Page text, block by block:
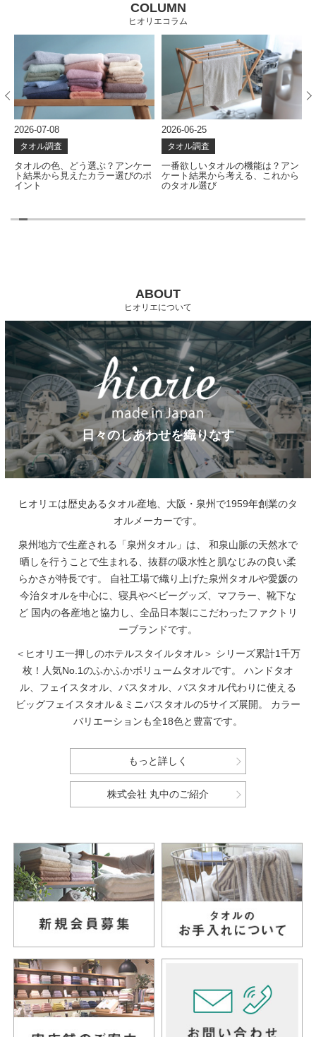
COLUMN
ヒオリエコラム
2026-07-08
タオル調査
タオルの色、どう選ぶ？アンケー
ト結果から見えたカラー選びのポ
イント
2026-06-25
タオル調査
一番欲しいタオルの機能は？アン
ケート結果から考える、これから
のタオル選び
ABOUT
ヒオリエについて
日々のしあわせを織りなす
ヒオリエは歴史あるタオル産地、大阪・泉州で1959年創業のタ
オルメーカーです。
泉州地方で生産される「泉州タオル」は、
和泉山脈の天然水で
晒しを行うことで生まれる、抜群の吸水性と肌なじみの良い柔
らかさが特長です。
自社工場で織り上げた泉州タオルや愛媛の
今治タオルを中心に、寝具やベビーグッズ、マフラー、靴下な
ど 国内の各産地と協力し、全品日本製にこだわったファクトリ
ーブランドです。
＜ヒオリエ一押しのホテルスタイルタオル＞ シリーズ累計1千万
枚！人気No.1のふかふかボリュームタオルです。
ハンドタオ
ル、フェイスタオル、バスタオル、バスタオル代わりに使える
ビッグフェイスタオル＆ミニバスタオルの5サイズ展開。
カラー
バリエーションも全18色と豊富です。
もっと詳しく
株式会社 丸中のご紹介